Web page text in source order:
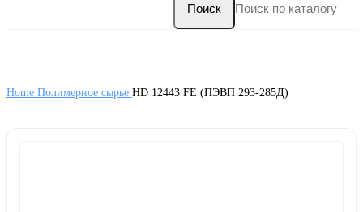
Поиск
Home Полимерное сырье HD 12443 FE (ПЭВП 293-285Д)